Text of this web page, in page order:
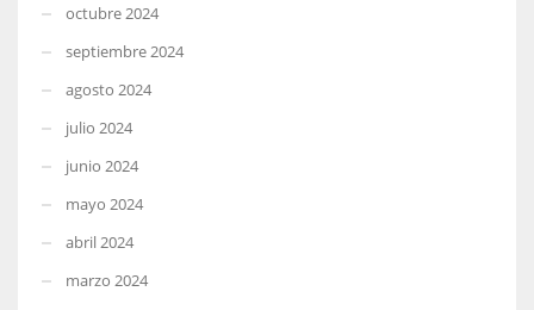
octubre 2024
septiembre 2024
agosto 2024
julio 2024
junio 2024
mayo 2024
abril 2024
marzo 2024